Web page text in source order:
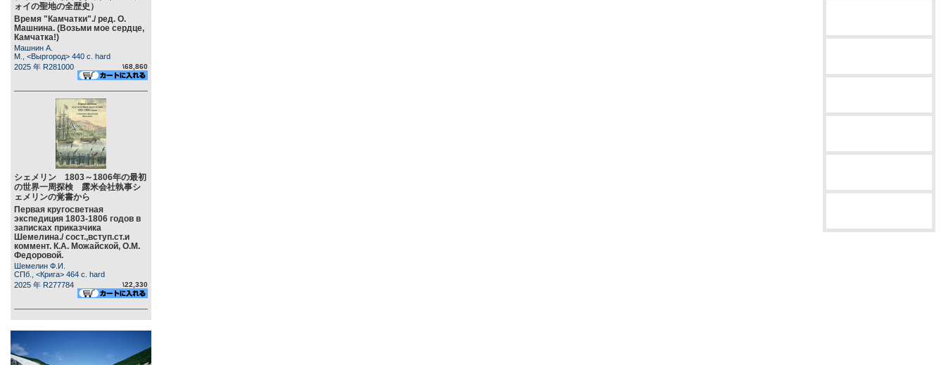
ォイの聖地の全歴史）
Время "Камчатки"./ ред. О.
Машнина. (Возьми мое сердце,
Камчатка!)
Машнин А.
М., <Выргород> 440 c. hard
2025 年 R281000
\68,860
シェメリン 1803～1806年の最初
の世界一周探検 露米会社執事シ
ェメリンの覚書から
Первая кругосветная
экспедиция 1803-1806 годов в
записках приказчика
Шемелина./ сост.,вступ.ст.и
коммент. К.А. Можайской, О.М.
Федоровой.
Шемелин Ф.И.
СПб., <Крига> 464 c. hard
2025 年 R277784
\22,330